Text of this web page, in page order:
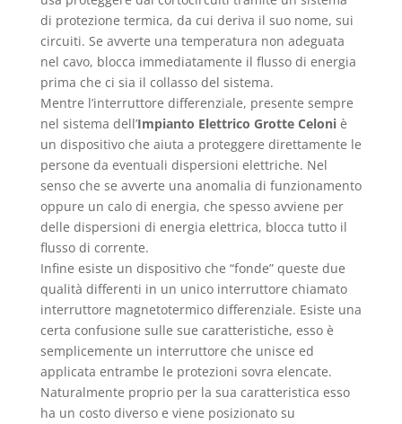
di protezione termica, da cui deriva il suo nome, sui
circuiti. Se avverte una temperatura non adeguata
nel cavo, blocca immediatamente il flusso di energia
prima che ci sia il collasso del sistema.
Mentre l’interruttore differenziale, presente sempre
nel sistema dell’Impianto Elettrico Grotte Celoniè
un dispositivo che aiuta a proteggere direttamente le
persone da eventuali dispersioni elettriche. Nel
senso che se avverte una anomalia di funzionamento
oppure un calo di energia, che spesso avviene per
delle dispersioni di energia elettrica, blocca tutto il
flusso di corrente.
Infine esiste un dispositivo che “fonde” queste due
qualità differenti in un unico interruttore chiamato
interruttore magnetotermico differenziale. Esiste una
certa confusione sulle sue caratteristiche, esso è
semplicemente un interruttore che unisce ed
applicata entrambe le protezioni sovra elencate.
Naturalmente proprio per la sua caratteristica esso
ha un costo diverso e viene posizionato su